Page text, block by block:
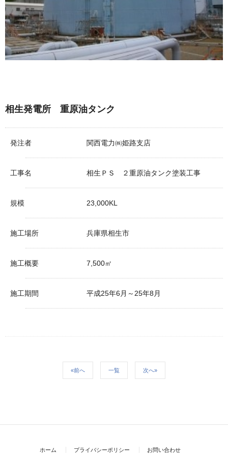
相生発電所 重原油タンク
発注者 関西電力㈱姫路支店
工事名 相生ＰＳ ２重原油タンク塗装工事
規模 23,000KL
施工場所 兵庫県相生市
施工概要 7,500㎡
施工期間 平成25年6月～25年8月
«前へ 一覧 次へ»
ホーム プライバシーポリシー お問い合わせ